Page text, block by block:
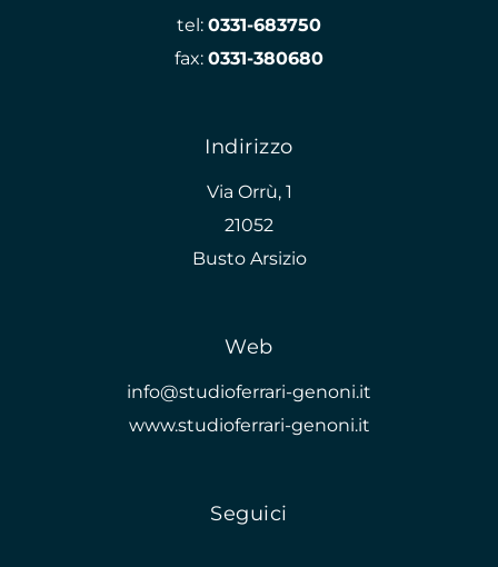
tel: 0331-683750
fax: 0331-380680
Indirizzo
Via Orrù, 1
21052
Busto Arsizio
Web
info@studioferrari-genoni.it
www.studioferrari-genoni.it
Seguici